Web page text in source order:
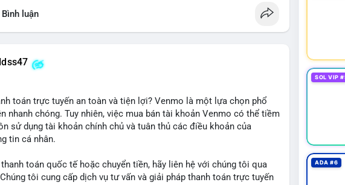
#marketing
#pay #usdt
Bình luận
toán trực tuyến an toàn và tiện lợi? Venmo là một lựa chọn phổ
nhanh chóng. Tuy nhiên, việc mua bán tài khoản Venmo có thể tiềm
sử dụng tài khoản chính chủ và tuân thủ các điều khoản của
tin cá nhân.
toán quốc tế hoặc chuyển tiền, hãy liên hệ với chúng tôi qua
tôi cung cấp dịch vụ tư vấn và giải pháp thanh toán trực tuyến
SOL VIP
ADA #6